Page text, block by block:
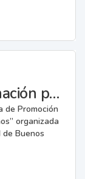
Manifestaciones a la donación para trasplantes
de Promoción
organizada
Buenos